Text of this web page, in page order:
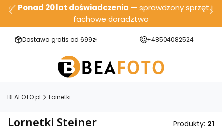
✅ Ponad 20 lat doświadczenia — sprawdzony sprzęt i
fachowe doradztwo
Dostawa gratis od 699zł Bezpieczna wysyłka
+48504082524
BEAFOTO.pl Lornetki
Lornetki Steiner Produkty: 21